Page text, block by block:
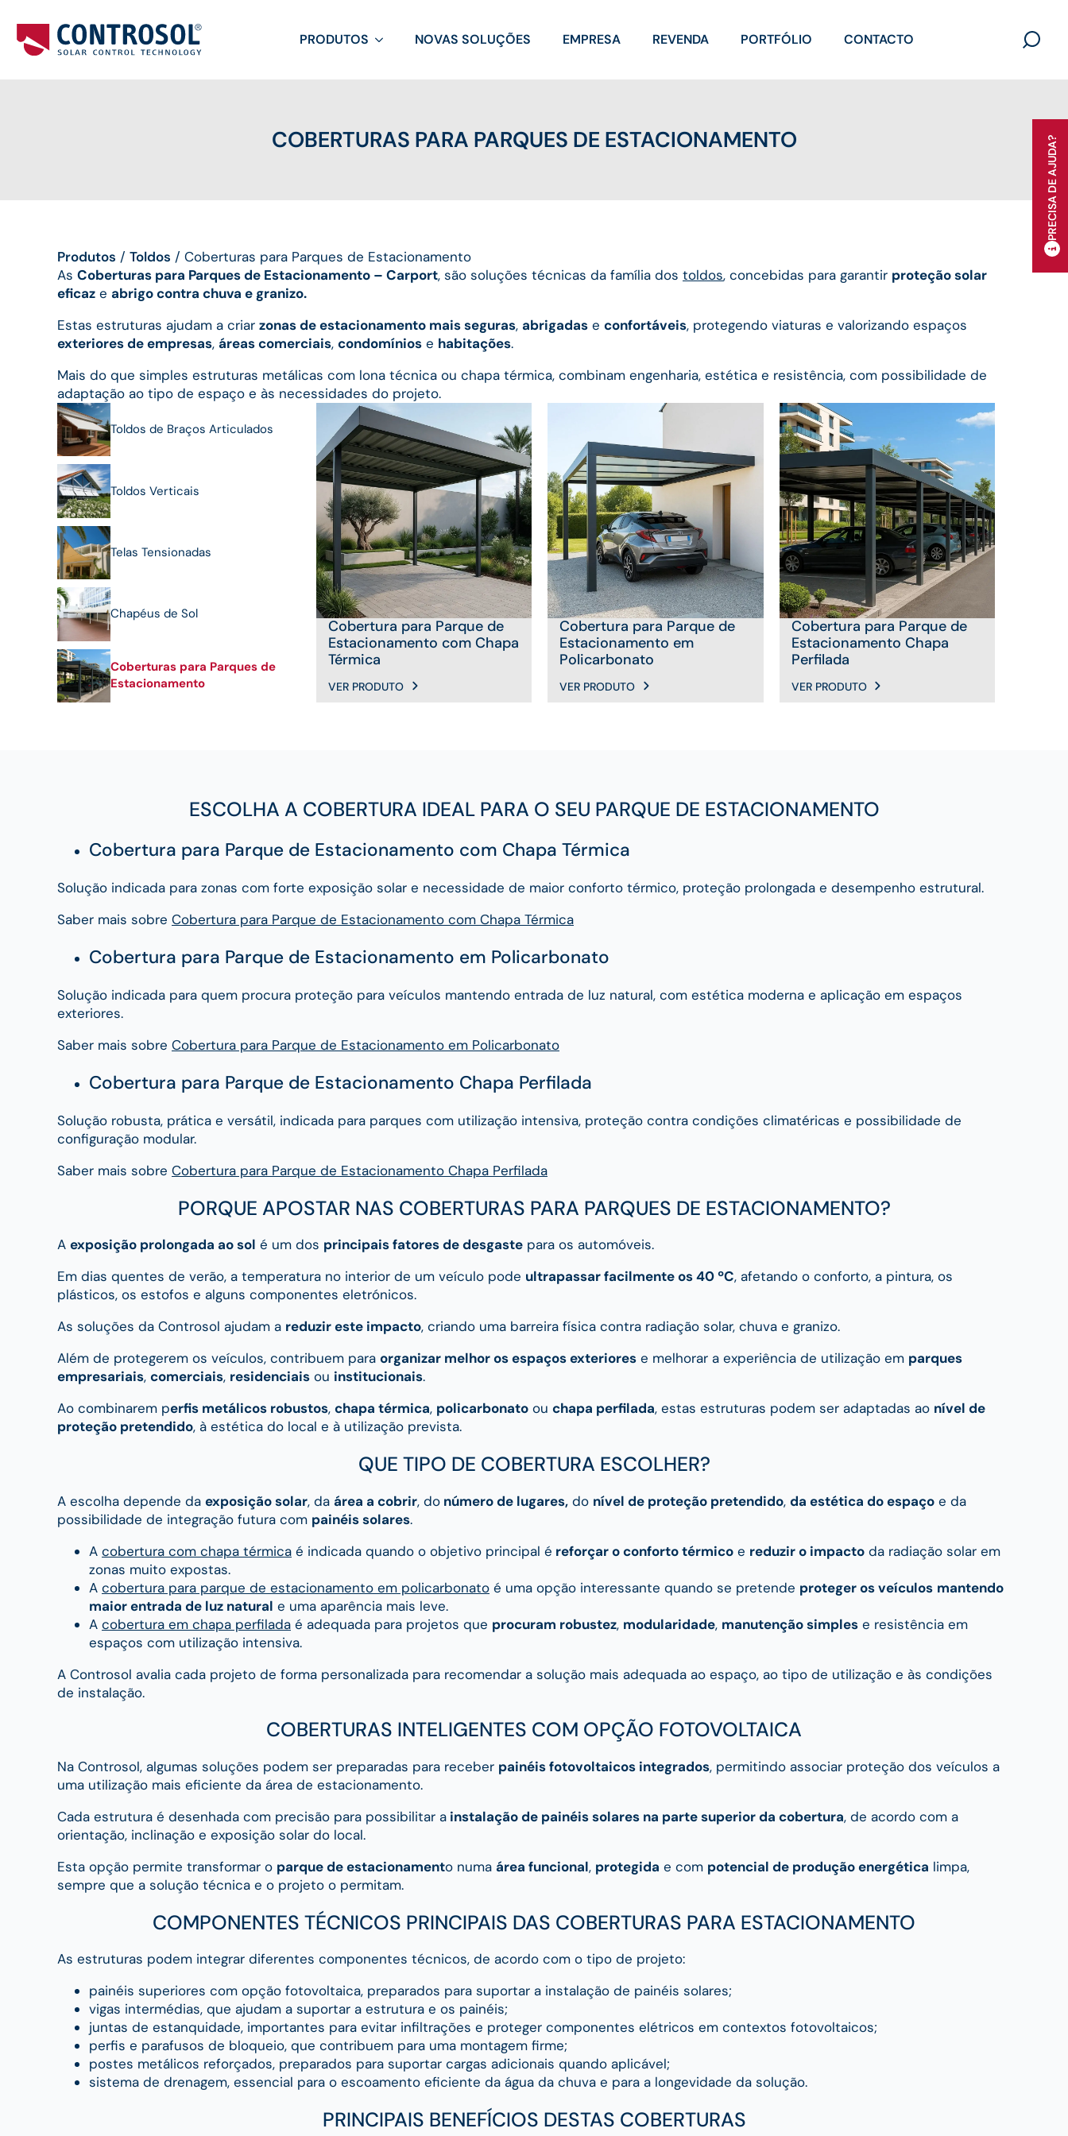
PRODUTOS NOVAS SOLUÇÕES EMPRESA REVENDA PORTFÓLIO CONTACTO
PRECISA DE AJUDA?
COBERTURAS PARA PARQUES DE ESTACIONAMENTO
Produtos / Toldos / Coberturas para Parques de Estacionamento
As Coberturas para Parques de Estacionamento – Carport, são soluções técnicas da família dos toldos, concebidas para garantir proteção solar
eficaz e abrigo contra chuva e granizo.
Estas estruturas ajudam a criar zonas de estacionamento mais seguras, abrigadas e confortáveis, protegendo viaturas e valorizando espaços
exteriores de empresas, áreas comerciais, condomínios e habitações.
Mais do que simples estruturas metálicas com lona técnica ou chapa térmica, combinam engenharia, estética e resistência, com possibilidade de
adaptação ao tipo de espaço e às necessidades do projeto.
Toldos de Braços Articulados
Toldos Verticais
Telas Tensionadas
Chapéus de Sol
Coberturas para Parques de
Estacionamento
Cobertura para Parque de
Estacionamento com Chapa
Térmica
VER PRODUTO
Cobertura para Parque de
Estacionamento em
Policarbonato
VER PRODUTO
Cobertura para Parque de
Estacionamento Chapa
Perfilada
VER PRODUTO
ESCOLHA A COBERTURA IDEAL PARA O SEU PARQUE DE ESTACIONAMENTO
Cobertura para Parque de Estacionamento com Chapa Térmica
Solução indicada para zonas com forte exposição solar e necessidade de maior conforto térmico, proteção prolongada e desempenho estrutural.
Saber mais sobre Cobertura para Parque de Estacionamento com Chapa Térmica
Cobertura para Parque de Estacionamento em Policarbonato
Solução indicada para quem procura proteção para veículos mantendo entrada de luz natural, com estética moderna e aplicação em espaços
exteriores.
Saber mais sobre Cobertura para Parque de Estacionamento em Policarbonato
Cobertura para Parque de Estacionamento Chapa Perfilada
Solução robusta, prática e versátil, indicada para parques com utilização intensiva, proteção contra condições climatéricas e possibilidade de
configuração modular.
Saber mais sobre Cobertura para Parque de Estacionamento Chapa Perfilada
PORQUE APOSTAR NAS COBERTURAS PARA PARQUES DE ESTACIONAMENTO?
A exposição prolongada ao sol é um dos principais fatores de desgaste para os automóveis.
Em dias quentes de verão, a temperatura no interior de um veículo pode ultrapassar facilmente os 40 ºC, afetando o conforto, a pintura, os
plásticos, os estofos e alguns componentes eletrónicos.
As soluções da Controsol ajudam a reduzir este impacto, criando uma barreira física contra radiação solar, chuva e granizo.
Além de protegerem os veículos, contribuem para organizar melhor os espaços exteriores e melhorar a experiência de utilização em parques
empresariais, comerciais, residenciais ou institucionais.
Ao combinarem perfis metálicos robustos, chapa térmica, policarbonato ou chapa perfilada, estas estruturas podem ser adaptadas ao nível de
proteção pretendido, à estética do local e à utilização prevista.
QUE TIPO DE COBERTURA ESCOLHER?
A escolha depende da exposição solar, da área a cobrir, do número de lugares, do nível de proteção pretendido, da estética do espaço e da
possibilidade de integração futura com painéis solares.
A cobertura com chapa térmica é indicada quando o objetivo principal é reforçar o conforto térmico e reduzir o impacto da radiação solar em
zonas muito expostas.
A cobertura para parque de estacionamento em policarbonato é uma opção interessante quando se pretende proteger os veículos mantendo
maior entrada de luz natural e uma aparência mais leve.
A cobertura em chapa perfilada é adequada para projetos que procuram robustez, modularidade, manutenção simples e resistência em
espaços com utilização intensiva.
A Controsol avalia cada projeto de forma personalizada para recomendar a solução mais adequada ao espaço, ao tipo de utilização e às condições
de instalação.
COBERTURAS INTELIGENTES COM OPÇÃO FOTOVOLTAICA
Na Controsol, algumas soluções podem ser preparadas para receber painéis fotovoltaicos integrados, permitindo associar proteção dos veículos a
uma utilização mais eficiente da área de estacionamento.
Cada estrutura é desenhada com precisão para possibilitar a instalação de painéis solares na parte superior da cobertura, de acordo com a
orientação, inclinação e exposição solar do local.
Esta opção permite transformar o parque de estacionamento numa área funcional, protegida e com potencial de produção energética limpa,
sempre que a solução técnica e o projeto o permitam.
COMPONENTES TÉCNICOS PRINCIPAIS DAS COBERTURAS PARA ESTACIONAMENTO
As estruturas podem integrar diferentes componentes técnicos, de acordo com o tipo de projeto:
painéis superiores com opção fotovoltaica, preparados para suportar a instalação de painéis solares;
vigas intermédias, que ajudam a suportar a estrutura e os painéis;
juntas de estanquidade, importantes para evitar infiltrações e proteger componentes elétricos em contextos fotovoltaicos;
perfis e parafusos de bloqueio, que contribuem para uma montagem firme;
postes metálicos reforçados, preparados para suportar cargas adicionais quando aplicável;
sistema de drenagem, essencial para o escoamento eficiente da água da chuva e para a longevidade da solução.
PRINCIPAIS BENEFÍCIOS DESTAS COBERTURAS